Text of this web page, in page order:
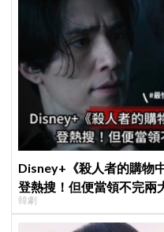
Disney+《殺人者的購物
登熱搜！但便當領不完
韓劇